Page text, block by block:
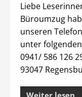
Liebe
Büroumzug
unseren
unter
0941/ 586 126
93047
Weiter lesen